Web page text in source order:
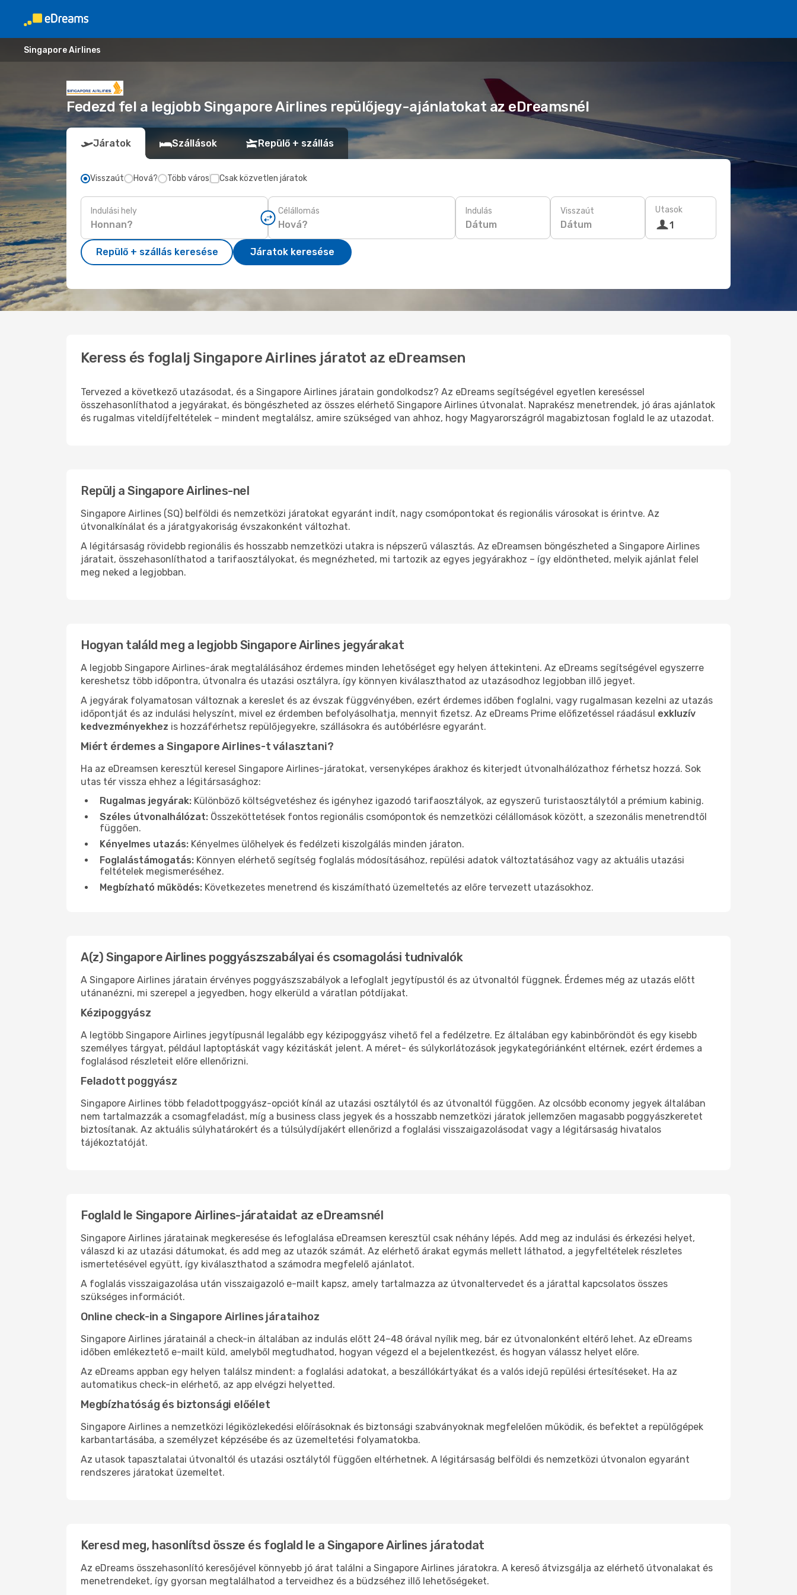
Singapore Airlines
Fedezd fel a legjobb Singapore Airlines repülőjegy-ajánlatokat az eDreamsnél
Járatok Szállások Repülő + szállás
Visszaút Hová? Több város Csak közvetlen járatok
Indulási hely Célállomás Indulás
Dátum
Visszaút
Dátum
Utasok
1
Repülő + szállás keresése Járatok keresése
Keress és foglalj Singapore Airlines járatot az eDreamsen
Tervezed a következő utazásodat, és a Singapore Airlines járatain gondolkodsz? Az eDreams segítségével egyetlen kereséssel
összehasonlíthatod a jegyárakat, és böngészheted az összes elérhető Singapore Airlines útvonalat. Naprakész menetrendek, jó áras ajánlatok
és rugalmas viteldíjfeltételek – mindent megtalálsz, amire szükséged van ahhoz, hogy Magyarországról magabiztosan foglald le az utazodat.
Repülj a Singapore Airlines-nel
Singapore Airlines (SQ) belföldi és nemzetközi járatokat egyaránt indít, nagy csomópontokat és regionális városokat is érintve. Az
útvonalkínálat és a járatgyakoriság évszakonként változhat.
A légitársaság rövidebb regionális és hosszabb nemzetközi utakra is népszerű választás. Az eDreamsen böngészheted a Singapore Airlines
járatait, összehasonlíthatod a tarifaosztályokat, és megnézheted, mi tartozik az egyes jegyárakhoz – így eldöntheted, melyik ajánlat felel
meg neked a legjobban.
Hogyan találd meg a legjobb Singapore Airlines jegyárakat
A legjobb Singapore Airlines-árak megtalálásához érdemes minden lehetőséget egy helyen áttekinteni. Az eDreams segítségével egyszerre
kereshetsz több időpontra, útvonalra és utazási osztályra, így könnyen kiválaszthatod az utazásodhoz legjobban illő jegyet.
A jegyárak folyamatosan változnak a kereslet és az évszak függvényében, ezért érdemes időben foglalni, vagy rugalmasan kezelni az utazás
időpontját és az indulási helyszínt, mivel ez érdemben befolyásolhatja, mennyit fizetsz. Az eDreams Prime előfizetéssel ráadásul exkluzív
kedvezményekhez is hozzáférhetsz repülőjegyekre, szállásokra és autóbérlésre egyaránt.
Miért érdemes a Singapore Airlines-t választani?
Ha az eDreamsen keresztül keresel Singapore Airlines-járatokat, versenyképes árakhoz és kiterjedt útvonalhálózathoz férhetsz hozzá. Sok
utas tér vissza ehhez a légitársasághoz:
Rugalmas jegyárak: Különböző költségvetéshez és igényhez igazodó tarifaosztályok, az egyszerű turistaosztálytól a prémium kabinig.
Széles útvonalhálózat: Összeköttetések fontos regionális csomópontok és nemzetközi célállomások között, a szezonális menetrendtől
függően.
Kényelmes utazás: Kényelmes ülőhelyek és fedélzeti kiszolgálás minden járaton.
Foglalástámogatás: Könnyen elérhető segítség foglalás módosításához, repülési adatok változtatásához vagy az aktuális utazási
feltételek megismeréséhez.
Megbízható működés: Következetes menetrend és kiszámítható üzemeltetés az előre tervezett utazásokhoz.
A(z) Singapore Airlines poggyászszabályai és csomagolási tudnivalók
A Singapore Airlines járatain érvényes poggyászszabályok a lefoglalt jegytípustól és az útvonaltól függnek. Érdemes még az utazás előtt
utánanézni, mi szerepel a jegyedben, hogy elkerüld a váratlan pótdíjakat.
Kézipoggyász
A legtöbb Singapore Airlines jegytípusnál legalább egy kézipoggyász vihető fel a fedélzetre. Ez általában egy kabinbőröndöt és egy kisebb
személyes tárgyat, például laptoptáskát vagy kézitáskát jelent. A méret- és súlykorlátozások jegykategóriánként eltérnek, ezért érdemes a
foglalásod részleteit előre ellenőrizni.
Feladott poggyász
Singapore Airlines több feladottpoggyász-opciót kínál az utazási osztálytól és az útvonaltól függően. Az olcsóbb economy jegyek általában
nem tartalmazzák a csomagfeladást, míg a business class jegyek és a hosszabb nemzetközi járatok jellemzően magasabb poggyászkeretet
biztosítanak. Az aktuális súlyhatárokért és a túlsúlydíjakért ellenőrizd a foglalási visszaigazolásodat vagy a légitársaság hivatalos
tájékoztatóját.
Foglald le Singapore Airlines-járataidat az eDreamsnél
Singapore Airlines járatainak megkeresése és lefoglalása eDreamsen keresztül csak néhány lépés. Add meg az indulási és érkezési helyet,
válaszd ki az utazási dátumokat, és add meg az utazók számát. Az elérhető árakat egymás mellett láthatod, a jegyfeltételek részletes
ismertetésével együtt, így kiválaszthatod a számodra megfelelő ajánlatot.
A foglalás visszaigazolása után visszaigazoló e-mailt kapsz, amely tartalmazza az útvonaltervedet és a járattal kapcsolatos összes
szükséges információt.
Online check-in a Singapore Airlines járataihoz
Singapore Airlines járatainál a check-in általában az indulás előtt 24–48 órával nyílik meg, bár ez útvonalonként eltérő lehet. Az eDreams
időben emlékeztető e-mailt küld, amelyből megtudhatod, hogyan végezd el a bejelentkezést, és hogyan válassz helyet előre.
Az eDreams appban egy helyen találsz mindent: a foglalási adatokat, a beszállókártyákat és a valós idejű repülési értesítéseket. Ha az
automatikus check-in elérhető, az app elvégzi helyetted.
Megbízhatóság és biztonsági előélet
Singapore Airlines a nemzetközi légiközlekedési előírásoknak és biztonsági szabványoknak megfelelően működik, és befektet a repülőgépek
karbantartásába, a személyzet képzésébe és az üzemeltetési folyamatokba.
Az utasok tapasztalatai útvonaltól és utazási osztálytól függően eltérhetnek. A légitársaság belföldi és nemzetközi útvonalon egyaránt
rendszeres járatokat üzemeltet.
Keresd meg, hasonlítsd össze és foglald le a Singapore Airlines járatodat
Az eDreams összehasonlító keresőjével könnyebb jó árat találni a Singapore Airlines járatokra. A kereső átvizsgálja az elérhető útvonalakat és
menetrendeket, így gyorsan megtalálhatod a terveidhez és a büdzséhez illő lehetőségeket.